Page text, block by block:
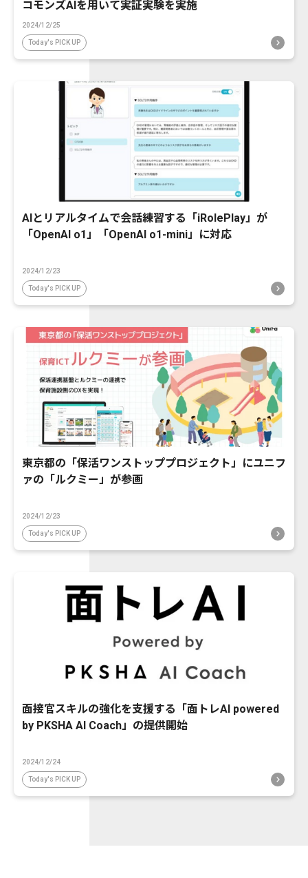
コモンズAIを用いて実証実験を実施
2024/12/25
Today's PICK UP
AIとリアルタイムで会話練習する「iRolePlay」が
「OpenAI o1」「OpenAI o1-mini」に対応
2024/12/23
Today's PICK UP
東京都の「保活ワンストッププロジェクト」にユニフ
ァの「ルクミー」が参画
2024/12/23
Today's PICK UP
面接官スキルの強化を支援する「面トレAI powered
by PKSHA AI Coach」の提供開始
2024/12/24
Today's PICK UP